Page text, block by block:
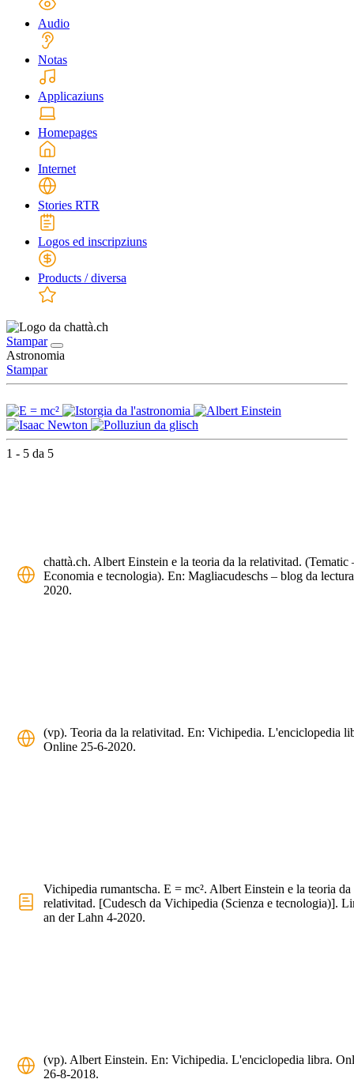
Audio
Notas
Applicaziuns
Homepages
Internet
Stories RTR
Logos ed inscripziuns
Products / diversa
Stampar
Astronomia
Stampar
1 - 5 da 5
chattà.ch. Albert Einstein e la teoria da la relativitad. (Tematic
Economia e tecnologia). En: Magliacudeschs – blog da
2020.
(vp). Teoria da la relativitad. En: Vichipedia. L'enciclopedia
Online 25-6-2020.
Vichipedia rumantscha. E = mc². Albert Einstein e la teoria da
relativitad. [Cudesch da Vichipedia (Scienza e tecnologia)].
an der Lahn 4-2020.
(vp). Albert Einstein. En: Vichipedia. L'enciclopedia libra.
26-8-2018.